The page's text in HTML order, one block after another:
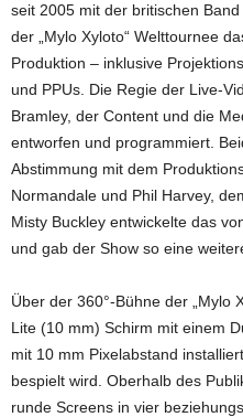
seit 2005 mit der britischen
der „Mylo Xyloto“ Welttournee
Produktion – inklusive
und PPUs. Die Regie der Live-
Bramley, der Content und die
entworfen und programmiert.
Abstimmung mit dem
Normandale und Phil Harvey,
Misty Buckley entwickelte das
und gab der Show so eine
Über der 360°-Bühne der „Mylo
Lite (10 mm) Schirm mit einem
mit 10 mm Pixelabstand
bespielt wird. Oberhalb des
runde Screens in vier